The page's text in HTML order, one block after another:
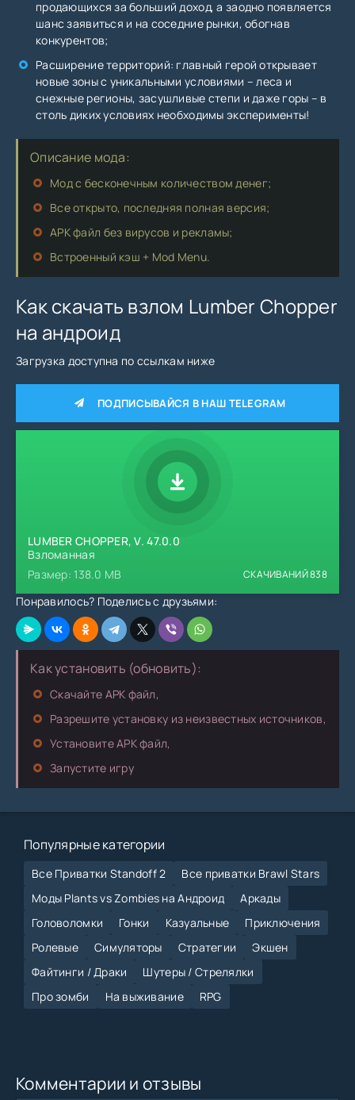
продающихся за больший доход, а заодно появляется
шанс заявиться и на соседние рынки, обогнав
конкурентов;
Расширение территорий: главный герой открывает
новые зоны с уникальными условиями – леса и
снежные регионы, засушливые степи и даже горы – в
столь диких условиях необходимы эксперименты!
Описание мода:
Мод с бесконечным количеством денег;
Все открыто, последняя полная версия;
APK файл без вирусов и рекламы;
Встроенный кэш + Mod Menu.
Как скачать взлом Lumber Chopper
на андроид
Загрузка доступна по ссылкам ниже
ПОДПИСЫВАЙСЯ В НАШ TELEGRAM
LUMBER CHOPPER, V. 47.0.0
Взломанная
Размер: 138.0 MB
СКАЧИВАНИЙ838
Понравилось? Поделись с друзьями:
Как установить (обновить):
Скачайте APK файл,
Разрешите установку из неизвестных источников,
Установите APK файл,
Запустите игру
Популярные категории
Все Приватки Standoff 2
Все приватки Brawl Stars
Моды Plants vs Zombies на Андроид
Аркады
Головоломки
Гонки Казуальные
Приключения
Ролевые
Симуляторы Стратегии
Экшен
Файтинги / Драки
Шутеры / Стрелялки
Про зомби
На выживание RPG
Комментарии и отзывы